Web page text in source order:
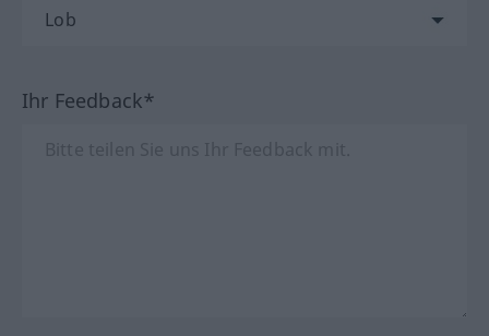
Ihr Feedback*